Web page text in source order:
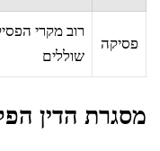
פסיקה
רוב מקרי
שוללים
מסגרת הדין